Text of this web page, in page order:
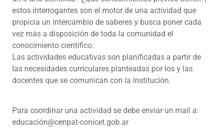
estos interrogantes son el motor de una actividad que
propicia un intercambio de saberes y busca poner cada
vez más a disposición de toda la comunidad el
conocimiento científico.
Las actividades educativas son planificadas a partir de
las necesidades curriculares planteadas por los y las
docentes que se comunican con la institución.
Para coordinar una actividad se debe enviar un mail a:
educación@cenpat-conicet.gob.ar